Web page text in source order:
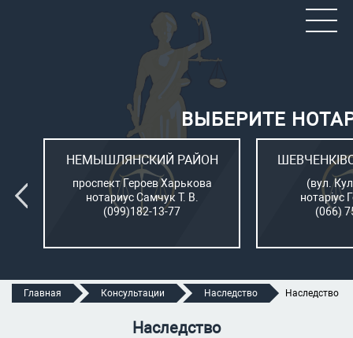
ВЫБЕРИТЕ
НЕМЫШЛЯНСКИЙ РАЙОН
проспект Героев Харькова
нотариус Самчук Т. В.
(099)182-13-77
(вул.
нотаріус
(066)
Главная Консультации Наследство Наследство
Наследство